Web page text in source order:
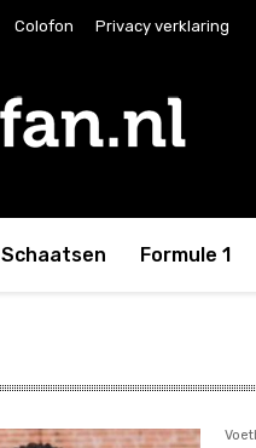
Colofon Privacy verklaring
Schaatsen Formule 1